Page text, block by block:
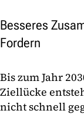
Besseres
Fordern
Bis zum Jahr
Ziellücke
nicht schnell